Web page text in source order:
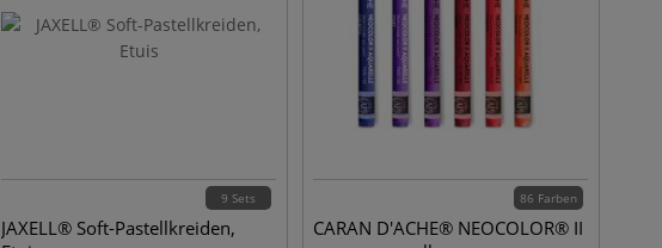
9 Sets
JAXELL® Soft-Pastellkreiden,
86 Farben
CARAN D'ACHE® NEOCOLOR® II